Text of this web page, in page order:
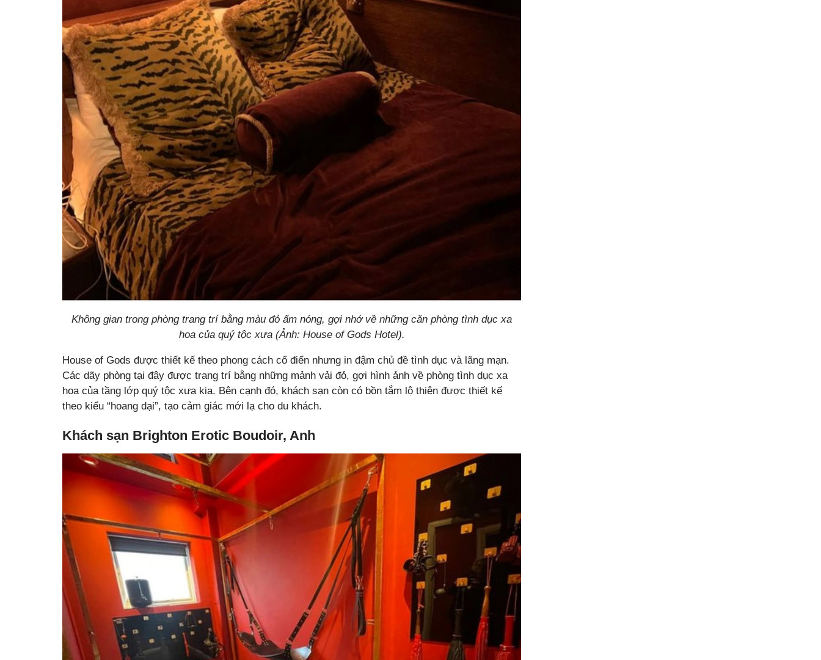
Không gian trong phòng trang trí bằng màu đỏ ấm nóng, gợi nhớ về những căn phòng tình dục xa
hoa của quý tộc xưa (Ảnh: House of Gods Hotel).
House of Gods được thiết kế theo phong cách cổ điển nhưng in đậm chủ đề tình dục và lãng mạn.
Các dãy phòng tại đây được trang trí bằng những mảnh vải đỏ, gợi hình ảnh về phòng tình dục xa
hoa của tầng lớp quý tộc xưa kia. Bên cạnh đó, khách sạn còn có bồn tắm lộ thiên được thiết kế
theo kiểu “hoang dại”, tạo cảm giác mới lạ cho du khách.
Khách sạn Brighton Erotic Boudoir, Anh